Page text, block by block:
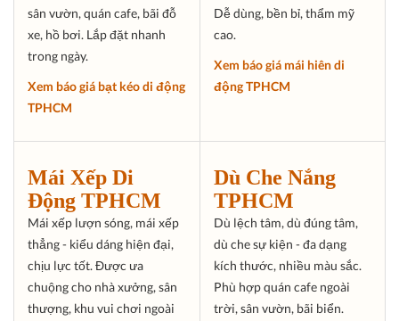
sân vườn, quán cafe, bãi đỗ
xe, hồ bơi. Lắp đặt nhanh
trong ngày.
Xem báo giá bạt kéo di động
TPHCM
Dễ dùng, bền bỉ, thẩm mỹ
cao.
Xem báo giá mái hiên di
động TPHCM
Mái Xếp Di
Động TPHCM
Mái xếp lượn sóng, mái xếp
thẳng - kiểu dáng hiện đại,
chịu lực tốt. Được ưa
chuộng cho nhà xưởng, sân
thượng, khu vui chơi ngoài
Dù Che Nắng
TPHCM
Dù lệch tâm, dù đúng tâm,
dù che sự kiện - đa dạng
kích thước, nhiều màu sắc.
Phù hợp quán cafe ngoài
trời, sân vườn, bãi biển.